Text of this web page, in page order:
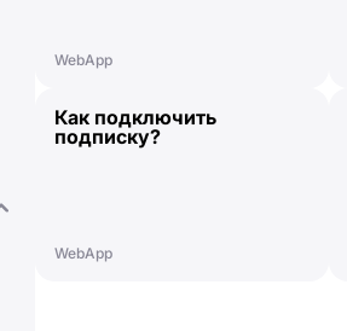
WebApp
Как подключить
подписку?
WebApp